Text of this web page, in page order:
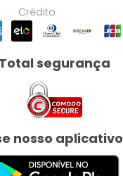
Crédito
Total segurança
nosso aplicativo